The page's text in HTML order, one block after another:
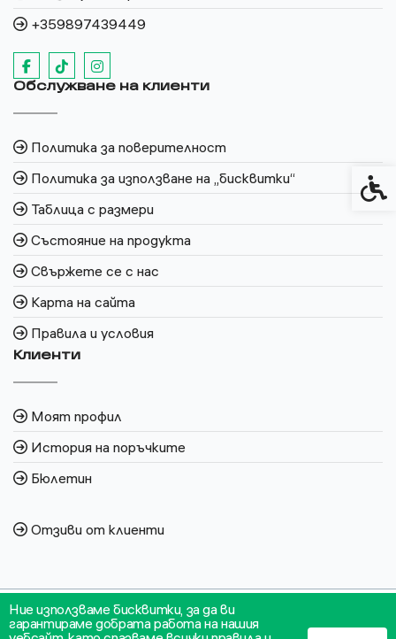
Ние използваме бисквитки, за да ви
гарантираме добрата работа на нашия
+359897439449
Обслужване на клиенти
Политика за поверителност
Политика за използване на „бисквитки“
Таблица с размери
Състояние на продукта
Свържете се с нас
Карта на сайта
Правила и условия
Клиенти
Моят профил
История на поръчките
Бюлетин
Отзиви от клиенти